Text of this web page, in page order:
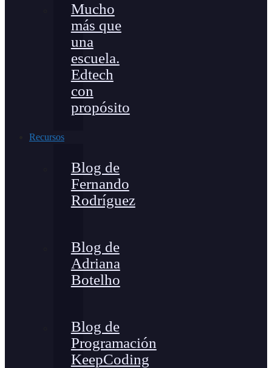
Mucho
más que
una
escuela.
Edtech
con
propósito
Recursos
Blog de
Fernando
Rodríguez
Blog de
Adriana
Botelho
Blog de
Programación
KeepCoding